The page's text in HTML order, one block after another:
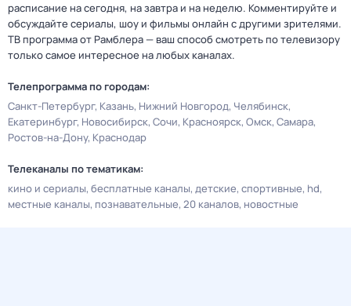
расписание на сегодня, на завтра и на неделю. Комментируйте и
обсуждайте сериалы, шоу и фильмы онлайн с другими зрителями.
ТВ программа от Рамблера — ваш способ смотреть по телевизору
только самое интересное на любых каналах.
Телепрограмма по городам:
Санкт-Петербург Казань Нижний Новгород Челябинск
Екатеринбург Новосибирск Сочи Красноярск Омск Самара
Ростов-на-Дону Краснодар
Телеканалы по тематикам:
кино и сериалы бесплатные каналы детские спортивные hd
местные каналы познавательные 20 каналов новостные